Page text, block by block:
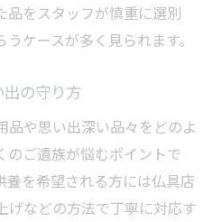
品をスタッフが慎重に選別
ケースが多く見られます。
の守り方
品や思い出深い品々をどのよ
のご遺族が悩むポイントで
養を希望される方には仏具店
げなどの方法で丁寧に対応す